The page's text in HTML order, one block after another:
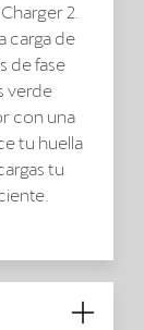
2.
carga de
de fase
verde
con una
tu huella
tu